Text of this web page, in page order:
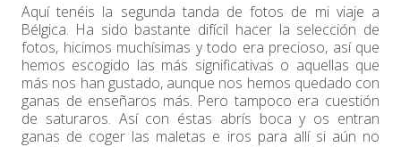
Aquí tenéis la segunda tanda de fotos de mi viaje a
Bélgica. Ha sido bastante difícil hacer la selección de
fotos, hicimos muchísimas y todo era precioso, así que
hemos escogido las más significativas o aquellas que
más nos han gustado, aunque nos hemos quedado con
ganas de enseñaros más. Pero tampoco era cuestión
de saturaros. Así con éstas abrís boca y os entran
ganas de coger las maletas e iros para allí si aún no